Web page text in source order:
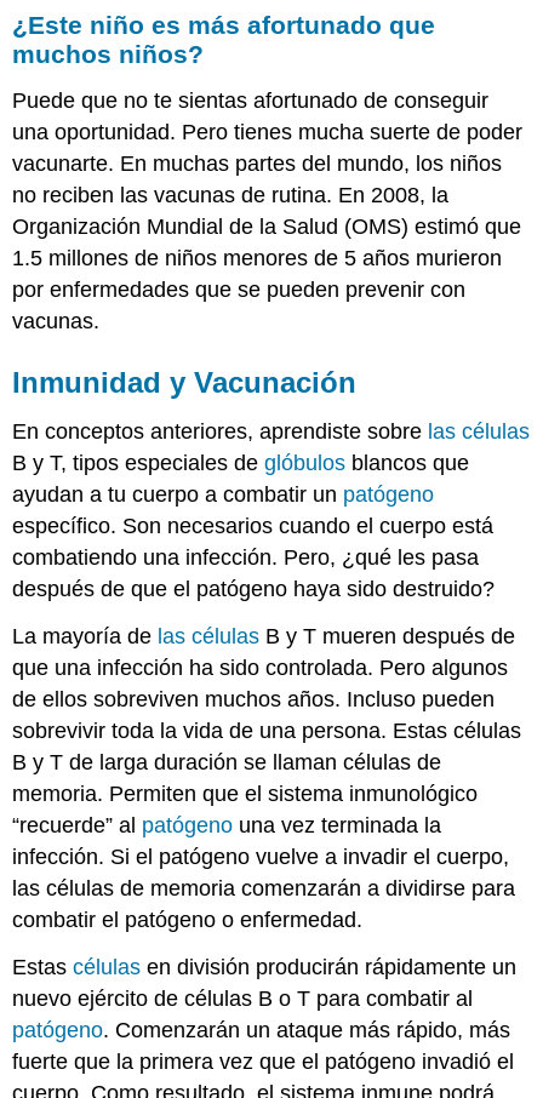
es
más
que
muchos
niños?
y
Vacunación
Resumen
Explora
¿Este niño es más afortunado que
muchos niños?
Puede que no te sientas afortunado de conseguir
una oportunidad. Pero tienes mucha suerte de poder
vacunarte. En muchas partes del mundo, los niños
no reciben las vacunas de rutina. En 2008, la
Organización Mundial de la Salud (OMS) estimó que
1.5 millones de niños menores de 5 años murieron
por enfermedades que se pueden prevenir con
vacunas.
Inmunidad y Vacunación
En conceptos anteriores, aprendiste sobre las células
B y T, tipos especiales deglóbulos blancos que
ayudan a tu cuerpo a combatir un patógeno
específico. Son necesarios cuando el cuerpo está
combatiendo una infección. Pero, ¿qué les pasa
después de que el patógeno haya sido destruido?
La mayoría de las células B y T mueren después de
que una infección ha sido controlada. Pero algunos
de ellos sobreviven muchos años. Incluso pueden
sobrevivir toda la vida de una persona. Estas células
B y T de larga duración se llaman células de
memoria. Permiten que el sistema inmunológico
“recuerde” al patógeno una vez terminada la
infección. Si el patógeno vuelve a invadir el cuerpo,
las células de memoria comenzarán a dividirse para
combatir el patógeno o enfermedad.
Estascélulas en división producirán rápidamente un
nuevo ejército de células B o T para combatir al
patógeno. Comenzarán un ataque más rápido, más
fuerte que la primera vez que el patógeno invadió el
cuerpo. Como resultado, el sistema inmune podrá